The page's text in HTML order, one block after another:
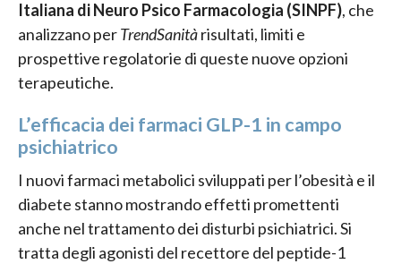
Italiana di Neuro Psico Farmacologia (SINPF), che
analizzano perTrendSanitàrisultati, limiti e
prospettive regolatorie di queste nuove opzioni
terapeutiche.
L’efficacia dei farmaci GLP-1 in campo
psichiatrico
I nuovi farmaci metabolici sviluppati per l’obesità e il
diabete stanno mostrando effetti promettenti
anche nel trattamento dei disturbi psichiatrici. Si
tratta degli agonisti del recettore del peptide-1